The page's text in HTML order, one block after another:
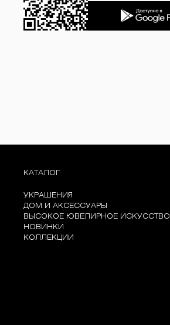
КАТАЛОГ
УКРАШЕНИЯ
ДОМ И АКСЕССУАРЫ
ВЫСОКОЕ ЮВЕЛИРНОЕ ИСКУССТВО
НОВИНКИ
КОЛЛЕКЦИИ